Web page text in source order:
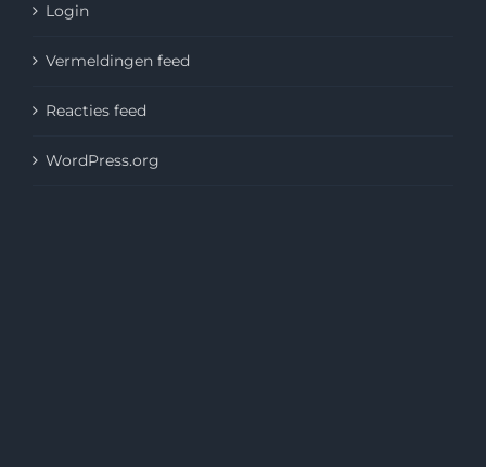
Login
Vermeldingen feed
Reacties feed
WordPress.org